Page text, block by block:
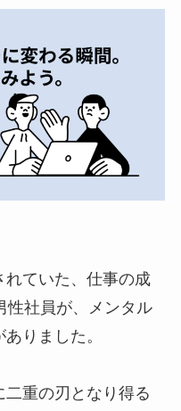
れていた、仕事の成
性社員が、メンタル
りました。
重の刃となり得る